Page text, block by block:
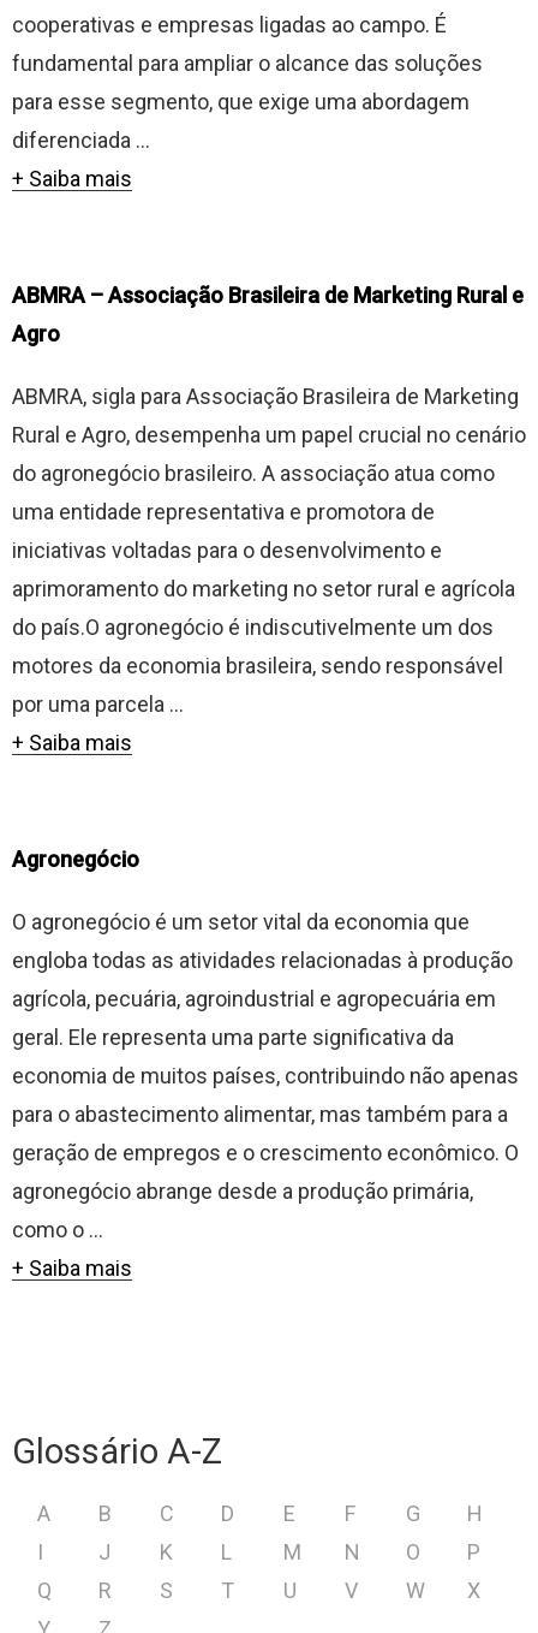
cooperativas e empresas ligadas ao campo. É
fundamental para ampliar o alcance das soluções
para esse segmento, que exige uma abordagem
diferenciada ...
+ Saiba mais
ABMRA – Associação Brasileira de Marketing Rural e
Agro
ABMRA, sigla para Associação Brasileira de Marketing
Rural e Agro, desempenha um papel crucial no cenário
do agronegócio brasileiro. A associação atua como
uma entidade representativa e promotora de
iniciativas voltadas para o desenvolvimento e
aprimoramento do marketing no setor rural e agrícola
do país.O agronegócio é indiscutivelmente um dos
motores da economia brasileira, sendo responsável
por uma parcela ...
+ Saiba mais
Agronegócio
O agronegócio é um setor vital da economia que
engloba todas as atividades relacionadas à produção
agrícola, pecuária, agroindustrial e agropecuária em
geral. Ele representa uma parte significativa da
economia de muitos países, contribuindo não apenas
para o abastecimento alimentar, mas também para a
geração de empregos e o crescimento econômico. O
agronegócio abrange desde a produção primária,
como o ...
+ Saiba mais
Glossário A-Z
A B C D E F G
H
I
J K L M N O
P
Q
R S T U V W
X